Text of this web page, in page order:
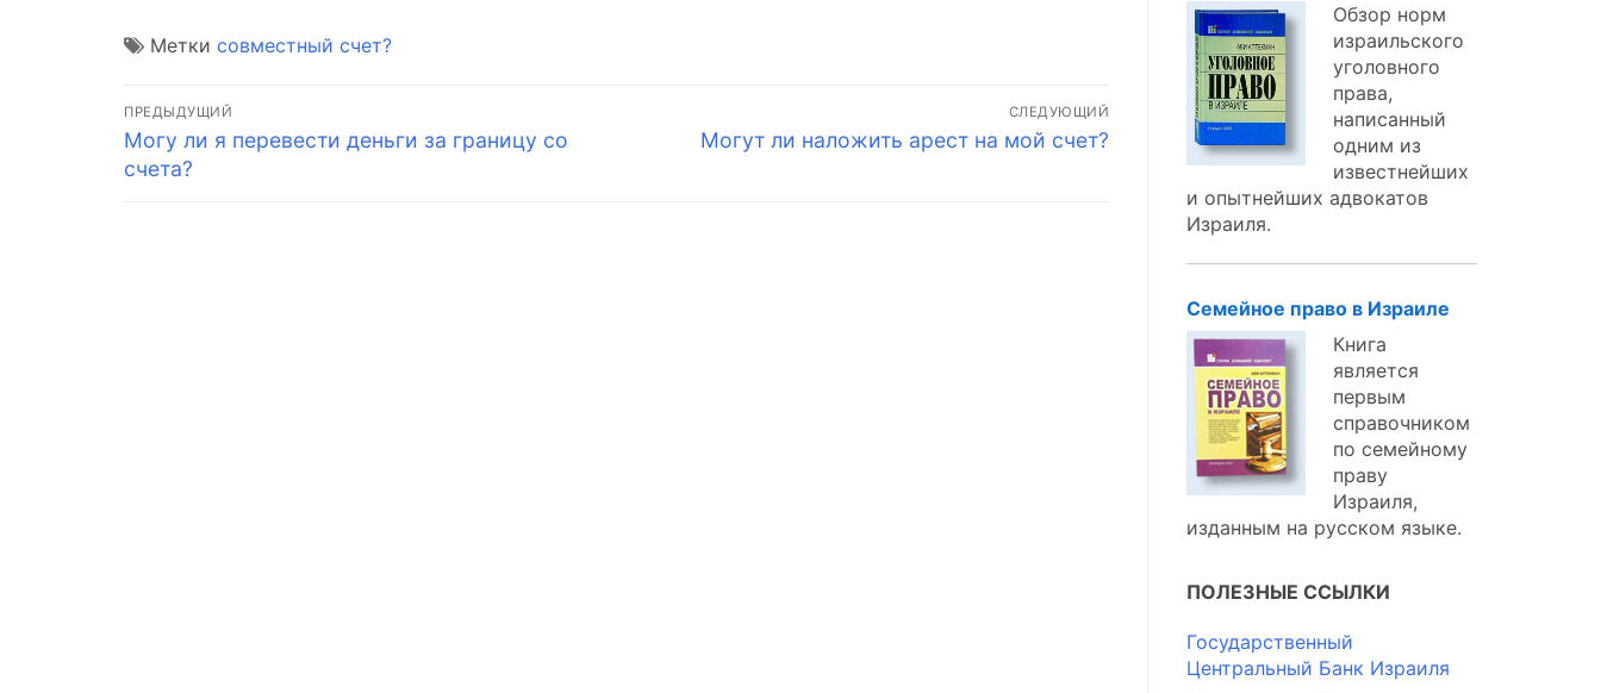
Метки совместный счет?
Навигация
по
ПРЕДЫДУЩИЙ
Предыдущая
запись:
Могу ли я перевести деньги за границу со
счета?
СЛЕДУЮЩИЙ
Следующая
Могут ли наложить арест на мой счет?
Обзор норм
израильского
уголовного
права,
написанный
одним из
известнейших
и опытнейших адвокатов
Израиля.
Семейное право в Израиле
Книга
является
первым
справочником
по семейному
праву
Израиля,
изданным на русском языке.
ПОЛЕЗНЫЕ ССЫЛКИ
Государственный
Центральный Банк Израиля